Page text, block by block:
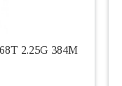
2.25G 384M